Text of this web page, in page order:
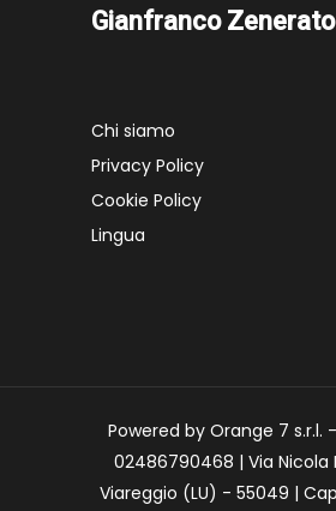
Gianfranco Zenerato
Chi siamo
Privacy Policy
Cookie Policy
Lingua
Powered by Orange 7 s.r.l. -
02486790468 | Via Nicola
Viareggio (LU) - 55049 |